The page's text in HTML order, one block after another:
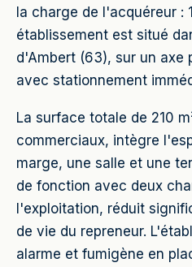
la charge de l'acquéreur :
établissement est situé
d'Ambert (63), sur un axe
avec stationnement
La surface totale de 210
commerciaux, intègre
marge, une salle et une
de fonction avec deux
l'exploitation, réduit
de vie du repreneur.
alarme et fumigène en